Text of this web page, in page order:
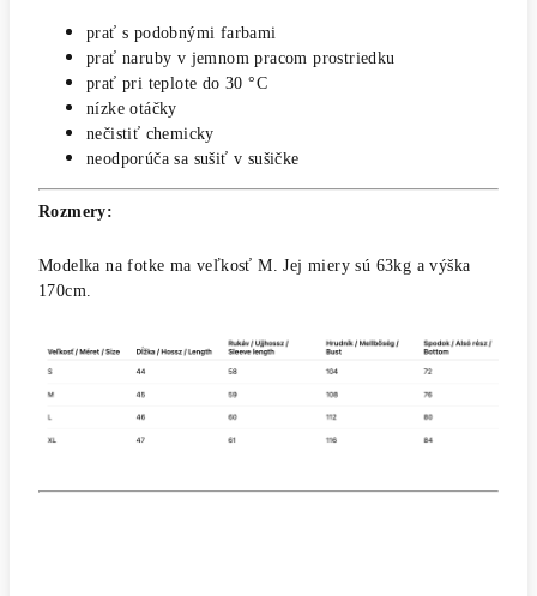
prať s podobnými farbami
prať naruby v jemnom pracom prostriedku
prať pri teplote do 30 °C
nízke otáčky
nečistiť chemicky
neodporúča sa sušiť v sušičke
Rozmery:
Modelka na fotke ma veľkosť M. Jej miery sú 63kg a výška
170cm.